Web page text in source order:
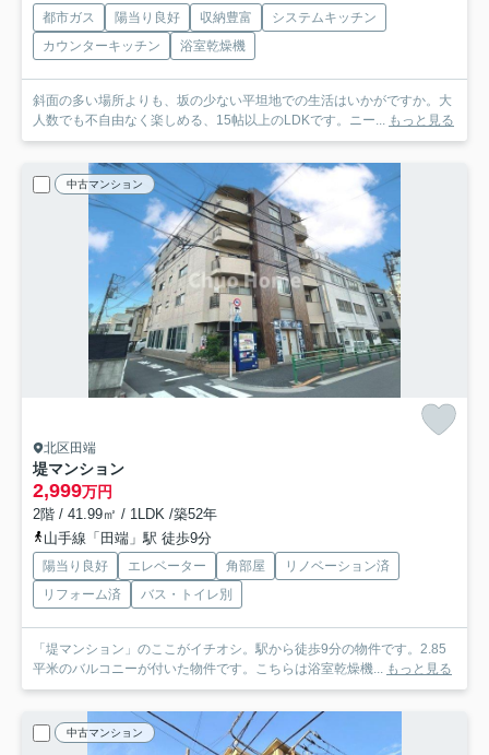
都市ガス 陽当り良好 収納豊富
システムキッチン
カウンターキッチン
浴室乾燥機
斜面の多い場所よりも、坂の少ない平坦地での生活はいかがですか。大
人数でも不自由なく楽しめる、15帖以上のLDKです。ニー...
もっと見る
中古マンション
北区田端
堤マンション
2,999万円
2階 / 41.99㎡ / 1LDK /築52年
山手線「田端」駅 徒歩9分
陽当り良好 エレベーター 角部屋
リノベーション済
リフォーム済
バス・トイレ別
「堤マンション」のここがイチオシ。駅から徒歩9分の物件です。2.85
平米のバルコニーが付いた物件です。こちらは浴室乾燥機...
もっと見る
中古マンション